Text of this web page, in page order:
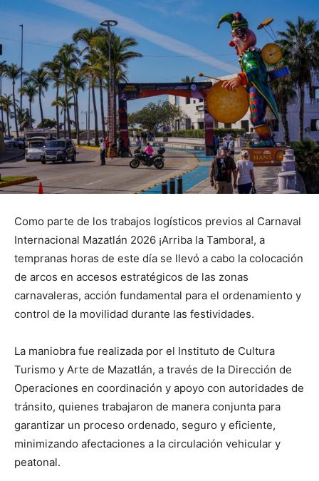
Como parte de los trabajos logísticos previos al Carnaval
Internacional Mazatlán 2026 ¡Arriba la Tambora!, a
tempranas horas de este día se llevó a cabo la colocación
de arcos en accesos estratégicos de las zonas
carnavaleras, acción fundamental para el ordenamiento y
control de la movilidad durante las festividades.
La maniobra fue realizada por el Instituto de Cultura
Turismo y Arte de Mazatlán, a través de la Dirección de
Operaciones en coordinación y apoyo con autoridades de
tránsito, quienes trabajaron de manera conjunta para
garantizar un proceso ordenado, seguro y eficiente,
minimizando afectaciones a la circulación vehicular y
peatonal.